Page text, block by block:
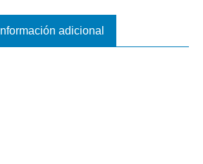
Información adicional